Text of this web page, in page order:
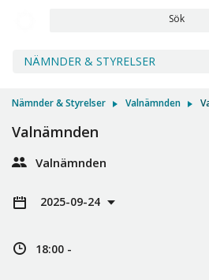
Sök
NÄMNDER & STYRELSER
Nämnder & Styrelser Valnämnden
Valnämnden
Valnämnden
2025-09-24
18:00 -